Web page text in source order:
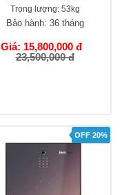
Trọng lượng:53kg
Bảo hành: 36 tháng
Giá: 15,800,000 đ
23,500,000 đ
OFF 20%